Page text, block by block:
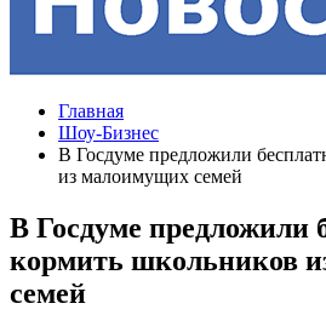
Главная
Шоу-Бизнес
В Госдуме предложили
из малоимущих семей
В Госдуме предложили
кормить школьников
семей